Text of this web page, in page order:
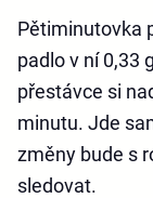
Pětiminutovka
padlo v ní 0,33
přestávce si
minutu. Jde
změny bude s
sledovat.